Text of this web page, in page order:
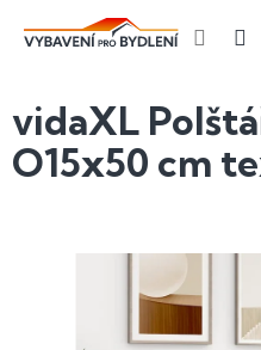
vidaXL
O15x50 cm